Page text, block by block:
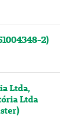
2)
Ltda,
Ltda